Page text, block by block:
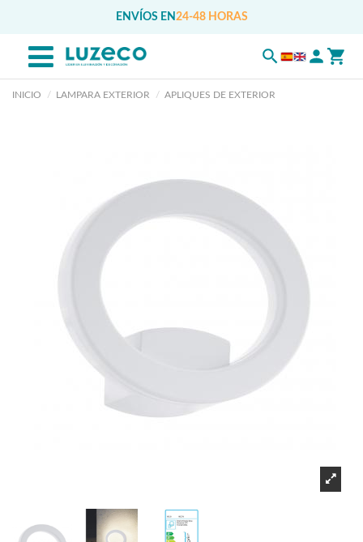
ENVÍOS EN 24-48 HORAS
INICIO LAMPARA EXTERIOR APLIQUES DE EXTERIOR